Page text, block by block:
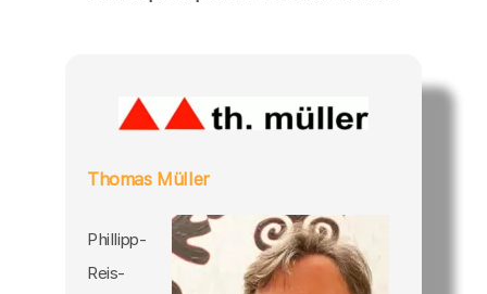
Thomas Müller
Phillipp-
Reis-